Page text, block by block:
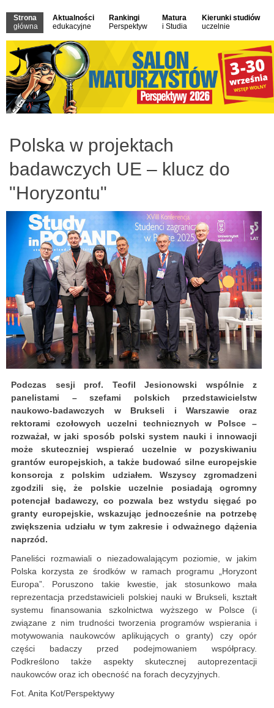
Strona
główna
Aktualności
edukacyjne
Rankingi
Perspektyw
Matura
i Studia
Kierunki studiów
uczelnie
Polska w projektach
badawczych UE – klucz do
"Horyzontu"
Podczas sesji prof. Teofil Jesionowski wspólnie z
panelistami – szefami polskich przedstawicielstw
naukowo-badawczych w Brukseli i Warszawie oraz
rektorami czołowych uczelni technicznych w Polsce –
rozważał, w jaki sposób polski system nauki i innowacji
może skuteczniej wspierać uczelnie w pozyskiwaniu
grantów europejskich, a także budować silne europejskie
konsorcja z polskim udziałem. Wszyscy zgromadzeni
zgodzili się, że polskie uczelnie posiadają ogromny
potencjał badawczy, co pozwala bez wstydu sięgać po
granty europejskie, wskazując jednocześnie na potrzebę
zwiększenia udziału w tym zakresie i odważnego dążenia
naprzód.
Paneliści rozmawiali o niezadowalającym poziomie, w jakim
Polska korzysta ze środków w ramach programu „Horyzont
Europa”. Poruszono takie kwestie, jak stosunkowo mała
reprezentacja przedstawicieli polskiej nauki w Brukseli, kształt
systemu finansowania szkolnictwa wyższego w Polsce (i
związane z nim trudności tworzenia programów wspierania i
motywowania naukowców aplikujących o granty) czy opór
części badaczy przed podejmowaniem współpracy.
Podkreślono także aspekty skutecznej autoprezentacji
naukowców oraz ich obecność na forach decyzyjnych.
Fot. Anita Kot/Perspektywy